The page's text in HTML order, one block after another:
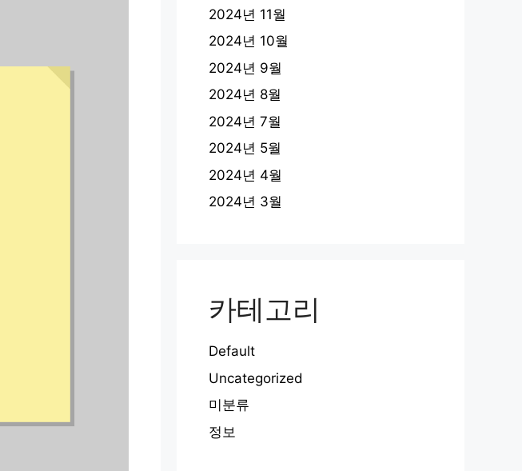
2024년 11월
2024년 10월
2024년 9월
2024년 8월
2024년 7월
2024년 5월
2024년 4월
2024년 3월
카테고리
Default
Uncategorized
미분류
정보